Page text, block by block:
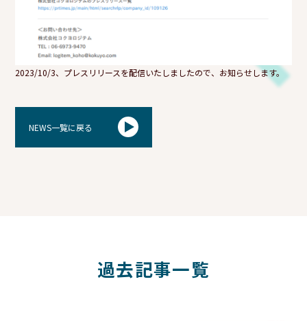
2023/10/3、プレスリリースを配信いたしましたので、お知らせします。
NEWS一覧に戻る
過去記事一覧